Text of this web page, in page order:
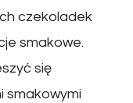
czekoladek
smakowe.
się
smakowymi